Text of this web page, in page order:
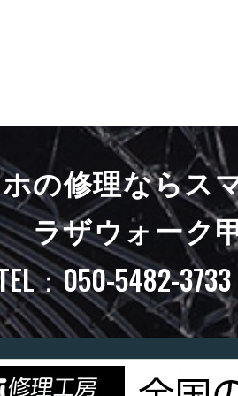
の修理ならス
ラザウォーク
：050-5482-3733